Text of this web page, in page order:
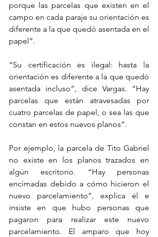
porque las parcelas que existen en el
campo en cada paraje su orientación es
diferente a la que quedó asentada en el
papel”.
“Su certificación es ilegal: hasta la
orientación es diferente a la que quedó
asentada incluso”, dice Vargas. “Hay
parcelas que están atravesadas por
cuatro parcelas de papel, o sea las que
constan en estos nuevos planos”.
Por ejemplo, la parcela de Tito Gabriel
no existe en los planos trazados en
algún escritorio. “Hay personas
encimadas debido a cómo hicieron el
nuevo parcelamiento”, explica él e
insiste en que hubo personas que
pagaron para realizar este nuevo
parcelamiento. El amparo que hoy